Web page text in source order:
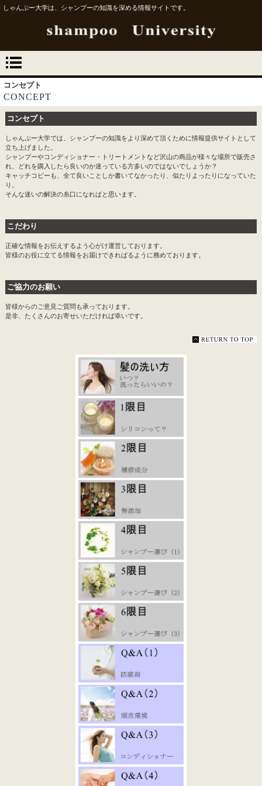
しゃんぷー大学は、シャンプーの知識を深める情報サイトです。
コンセプト
CONCEPT
コンセプト
しゃんぷー大学では、シャンプーの知識をより深めて頂くために情報提供サイトとして
立ち上げました。
シャンプーやコンディショナー・トリートメントなど沢山の商品が様々な場所で販売さ
れ、どれを購入したら良いのか迷っている方多いのではないでしょうか？
キャッチコピーも、全て良いことしか書いてなかったり、似たりよったりになっていた
り。
そんな迷いの解決の糸口になればと思います。
こだわり
正確な情報をお伝えするよう心がけ運営しております。
皆様のお役に立てる情報をお届けできればるように務めております。
ご協力のお願い
皆様からのご意見ご質問も承っております。
是非、たくさんのお寄せいただければ幸いです。